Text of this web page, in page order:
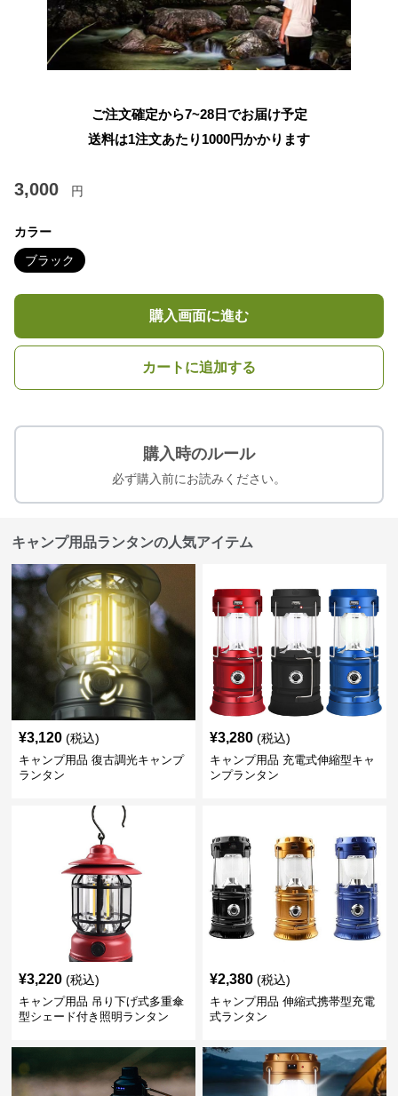
ご注文確定から7~28日でお届け予定
送料は1注文あたり 1000円かかります
3,000 円
カラー
ブラック
購入画面に進む
カートに追加する
購入時のルール
必ず購入前にお読みください。
キャンプ用品ランタンの人気アイテム
¥3,120 (税込)
キャンプ用品 復古調光キャンプ
ランタン
¥3,280 (税込)
キャンプ用品 充電式伸縮型キャ
ンプランタン
¥3,220 (税込)
キャンプ用品 吊り下げ式多重傘
型シェード付き照明ランタン
¥2,380 (税込)
キャンプ用品 伸縮式携帯型充電
式ランタン